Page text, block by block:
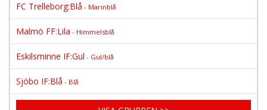
FC Trelleborg:Blå - Marinblå
Malmö FF:Lila - Himmelsblå
Eskilsminne IF:Gul - Gul/blå
Sjöbo IF:Blå - Blå